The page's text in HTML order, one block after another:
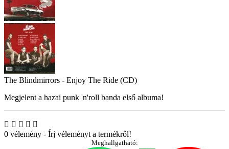
The Blindmirrors - Enjoy The Ride (CD)
Megjelent a hazai punk 'n'roll banda első albuma!
0 vélemény - Írj véleményt a termékről!
Meghallgatható: